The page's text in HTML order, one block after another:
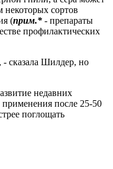
некоторых сортов
(прим.* - препараты
профилактических
- сказала Шилдер, но
недавних
после 25-50
поглощать